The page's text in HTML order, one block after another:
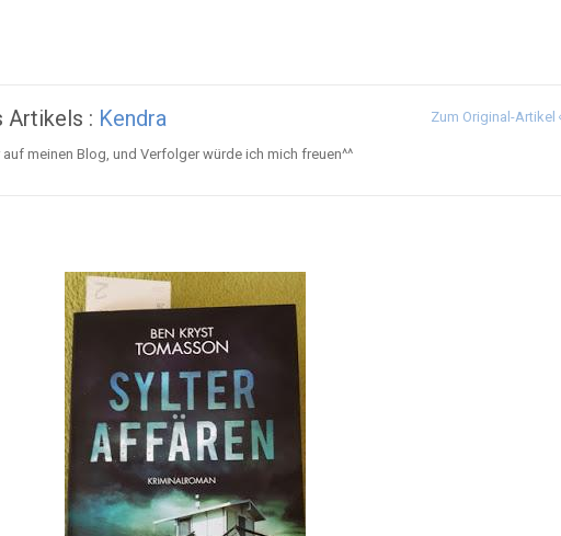
Artikels : Kendra Zum Original-Artikel
meinen Blog, und Verfolger würde ich mich freuen^^